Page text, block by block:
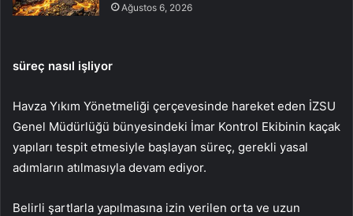
Ağustos 6, 2026
süreç nasıl işliyor
Havza Yıkım Yönetmeliği çerçevesinde hareket eden İZSU
Genel Müdürlüğü bünyesindeki İmar Kontrol Ekibinin kaçak
yapıları tespit etmesiyle başlayan süreç, gerekli yasal
adımların atılmasıyla devam ediyor.
Belirli şartlarla yapılmasına izin verilen orta ve uzun